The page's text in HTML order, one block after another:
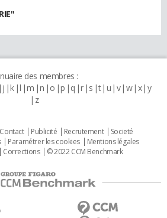
des membres :
j k l m n o p q r s t u v w x y
z
Contact Publicité Recrutement
Societé
Paramétrer les cookies
Mentions légales
Corrections © 2022 CCM Benchmark